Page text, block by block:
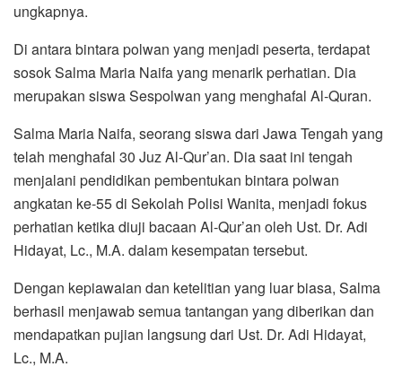
ungkapnya.
Di antara bintara polwan yang menjadi peserta, terdapat
sosok Salma Maria Naifa yang menarik perhatian. Dia
merupakan siswa Sespolwan yang menghafal Al-Quran.
Salma Maria Naifa, seorang siswa dari Jawa Tengah yang
telah menghafal 30 Juz Al-Qur’an. Dia saat ini tengah
menjalani pendidikan pembentukan bintara polwan
angkatan ke-55 di Sekolah Polisi Wanita, menjadi fokus
perhatian ketika diuji bacaan Al-Qur’an oleh Ust. Dr. Adi
Hidayat, Lc., M.A. dalam kesempatan tersebut.
Dengan kepiawaian dan ketelitian yang luar biasa, Salma
berhasil menjawab semua tantangan yang diberikan dan
mendapatkan pujian langsung dari Ust. Dr. Adi Hidayat,
Lc., M.A.